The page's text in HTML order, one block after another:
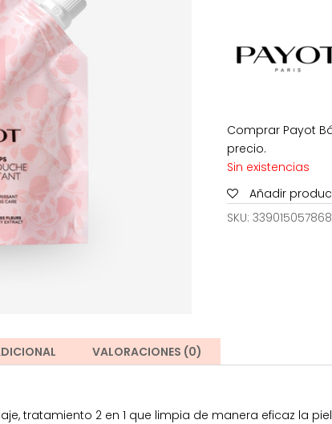
Comprar Payot
precio.
Sin existencias
Añadir
SKU:
VALORACIONES (0)
tratamiento 2 en 1 que limpia de manera eficaz la